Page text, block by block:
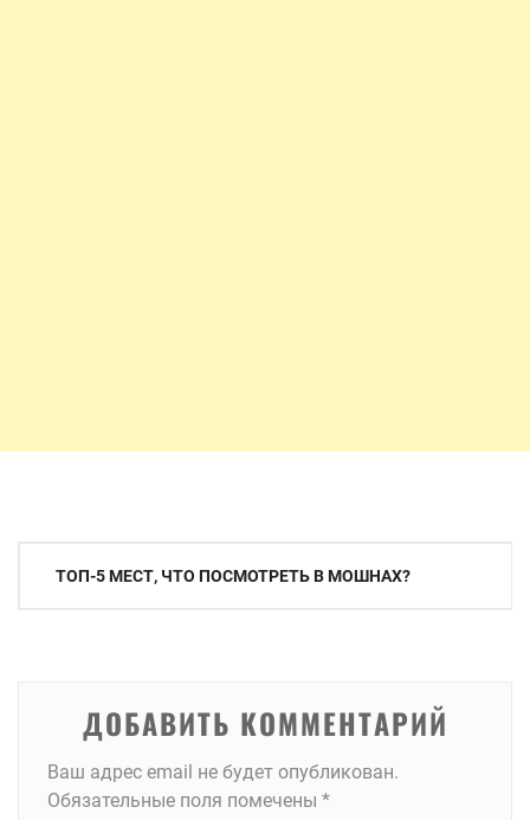
Навигация
ТОП-5 МЕСТ, ЧТО ПОСМОТРЕТЬ В МОШНАХ?
ДОБАВИТЬ КОММЕНТАРИЙ
Ваш адрес email не будет опубликован.
Обязательные поля помечены *